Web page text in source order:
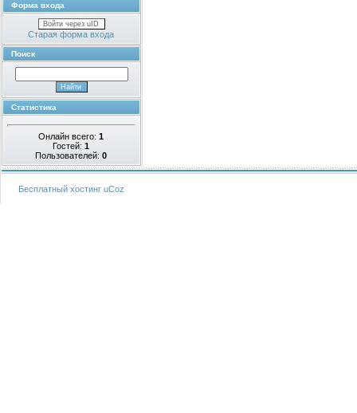
Форма входа
Войти через uID
Старая форма входа
Поиск
Статистика
Онлайн всего:1
Гостей:1
Пользователей:0
Бесплатный хостинг uCoz